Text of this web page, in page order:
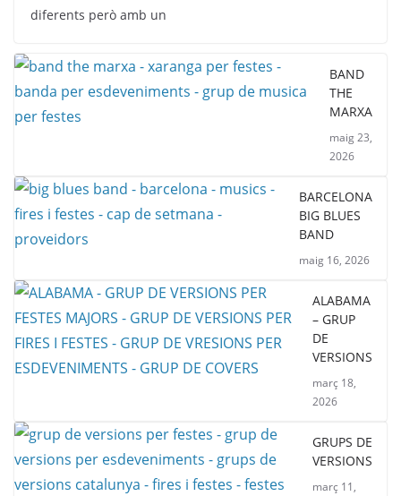
diferents però amb un
BAND
THE
MARXA
maig 23,
2026
BARCELONA
BIG BLUES
BAND
maig 16, 2026
ALABAMA
– GRUP
DE
VERSIONS
març 18,
2026
GRUPS DE
VERSIONS
març 11,